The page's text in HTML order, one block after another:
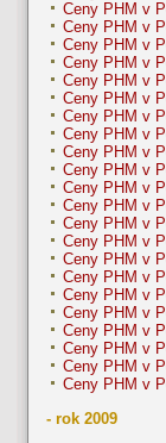
Ceny PHM v
Ceny PHM v
Ceny PHM v
Ceny PHM v
Ceny PHM v
Ceny PHM v
Ceny PHM v
Ceny PHM v
Ceny PHM v
Ceny PHM v
Ceny PHM v
Ceny PHM v
Ceny PHM v
Ceny PHM v
Ceny PHM v
Ceny PHM v
Ceny PHM v
Ceny PHM v
Ceny PHM v
Ceny PHM v
Ceny PHM v
Ceny PHM v
- rok 2009